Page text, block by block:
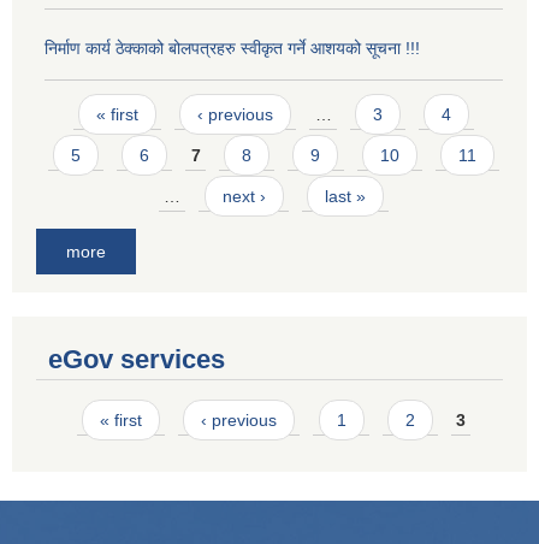
निर्माण कार्य ठेक्काको बोलपत्रहरु स्वीकृत गर्ने आशयको सूचना !!!
Pages
« first ‹ previous 3 4
5 6 7 8 9 10 11
next › last »
more
eGov services
Pages
« first ‹ previous 1 2 3